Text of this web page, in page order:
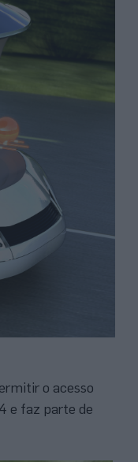
o acesso
e faz parte de